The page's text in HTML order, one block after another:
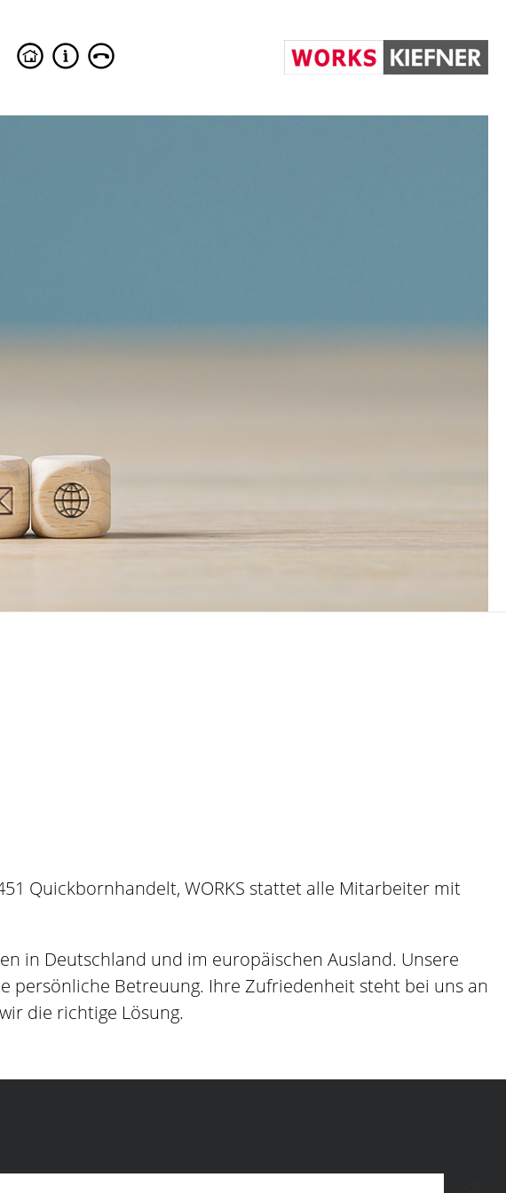
Quickbornhandelt, WORKS stattet alle Mitarbeiter mit
in Deutschland und im europäischen Ausland. Unsere
persönliche Betreuung. Ihre Zufriedenheit steht bei uns an
die richtige Lösung.